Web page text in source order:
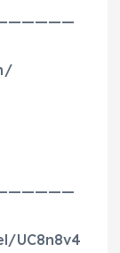
UC8n8v4